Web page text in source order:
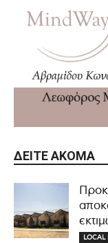
ΔΕΊΤΕ ΑΚΌΜΑ
LOCAL